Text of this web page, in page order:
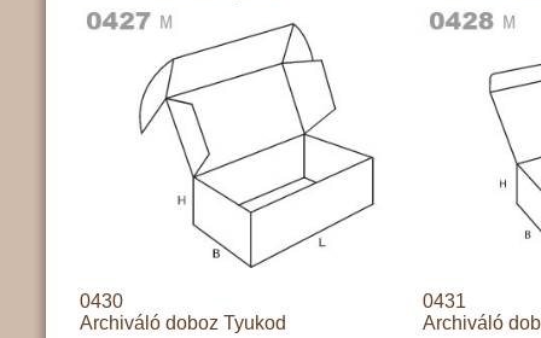
0430
Archiváló doboz Tyukod
0431
Archiváló